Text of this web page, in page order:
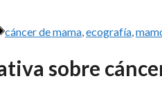
Etiquetas
cáncer de mama,ecografía,
sobre